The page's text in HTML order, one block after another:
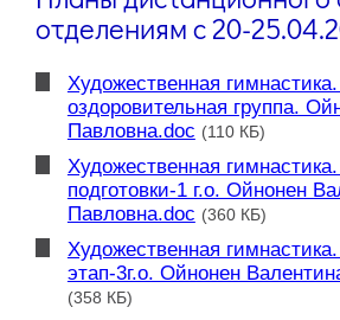
отделениям с 20-
Художественная
оздоровительная группа.
Павловна.doc (110 КБ)
Художественная
подготовки-1 г.о. Ойнонен
Павловна.doc (360 КБ)
Художественная
этап-3г.о. Ойнонен
(358 КБ)